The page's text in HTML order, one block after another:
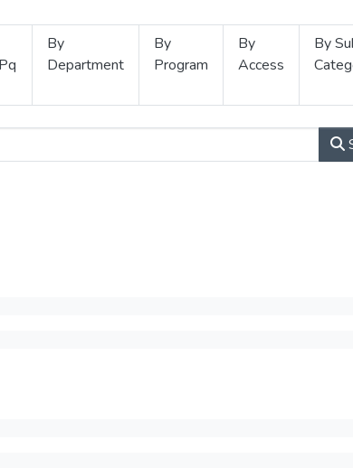
By
Department
By
Program
By
Access
By